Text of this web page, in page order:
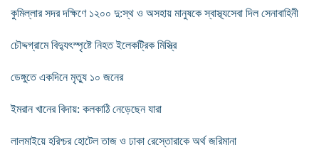
কুমিল্লার সদর দক্ষিণে ১২০০ দু:স্থ ও অসহায় মানুষকে স্বাস্থ্যসেবা দিল সেনাবাহিনী
চৌদ্দগ্রামে বিদ্যুৎস্পৃষ্টে নিহত ইলেকট্রিক মিস্ত্রি
ডেঙ্গুতে একদিনে মৃত্যু ১০ জনের
ইমরান খানের বিদায়: কলকাঠি নেড়েছেন যারা
লালমাইয়ে হরিশ্চর হোটেল তাজ ও ঢাকা রেস্তোরাকে অর্থ জরিমানা